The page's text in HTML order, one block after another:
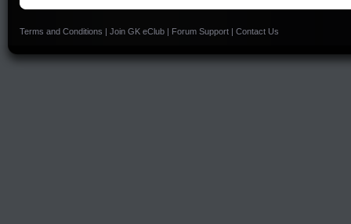
Terms and Conditions | Join GK eClub | Forum Support | Contact Us